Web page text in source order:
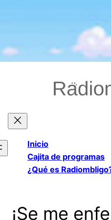
Inicio
Cajita de programas
¿Qué es
¡Se me